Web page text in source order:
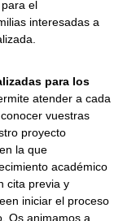
el
interesadas a
para los
atender a cada
vuestras
proyecto
la que
académico
cita previa y
iniciar el proceso
Os animamos a